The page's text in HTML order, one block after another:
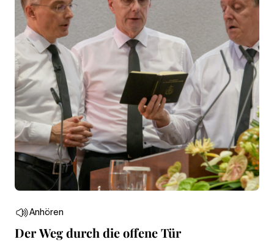
Anhören
Der Weg durch die offene Tür